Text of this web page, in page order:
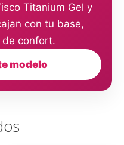
Titanium Gel y
con tu base,
de confort.
modelo